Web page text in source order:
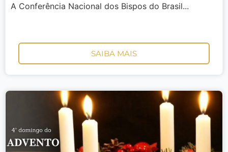
A Conferência Nacional dos Bispos do Brasil...
SAIBA MAIS